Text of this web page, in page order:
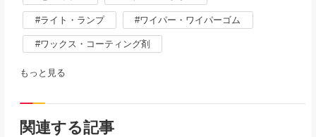
ライト・ランプ ワイパー・ワイパーゴム
ワックス・コーティング剤
もっと見る
関連する記事